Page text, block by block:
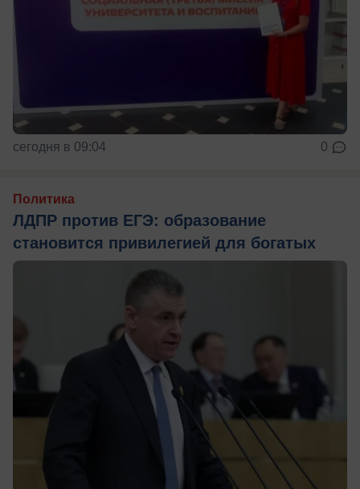
сегодня в 09:04 0
Политика
ЛДПР против ЕГЭ: образование
становится привилегией для богатых